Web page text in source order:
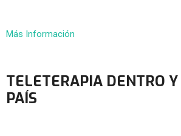
Más Información
TELETERAPIA DENTRO
PAÍS